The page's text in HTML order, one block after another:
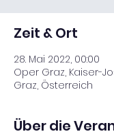
Zeit & Ort
28. Mai 2022, 00:00
Oper Graz, Kaiser-
Graz, Österreich
Über die